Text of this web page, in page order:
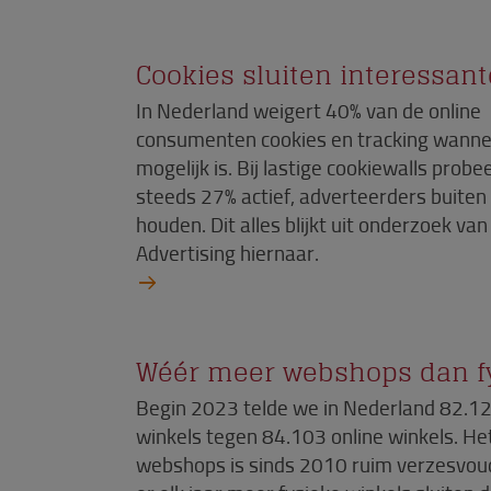
Cookies sluiten
In Nederland weigert 40% van de online
consumenten cookies en tracking
mogelijk is. Bij lastige cookiewalls
steeds 27% actief, adverteerders
houden. Dit alles blijkt uit onderzoek
Advertising hiernaar.
Wéér meer webshops dan
Begin 2023 telde we in Nederland
winkels tegen 84.103 online winkels.
webshops is sinds 2010 ruim